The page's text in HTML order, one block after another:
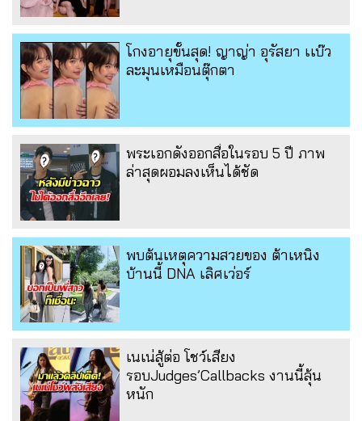
โกงอายุขั้นสุด! ญาญ่า อุรัสยา เเบ๊ว
ละมุนเหมือนตุ๊กตา
พระเอกดังออกสื่อในรอบ 5 ปี ภาพ
ล่าสุดผอมลงเห็นได้ชัด
พบต้นเหตุความสวยของ ต้าเหนิง
บ้านนี้ DNA เลิศเว่อร์
เนเน่สู้ต่อ โชว์เสียง
รอบJudges’Callbacks งานนี้ลุ้น
หนัก